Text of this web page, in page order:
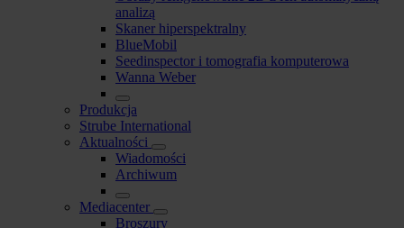
analizą
Skaner hiperspektralny
BlueMobil
Seedinspector i tomografia komputerowa
Wanna Weber
Produkcja
Strube International
Aktualności
Wiadomości
Archiwum
Mediacenter
Broszury